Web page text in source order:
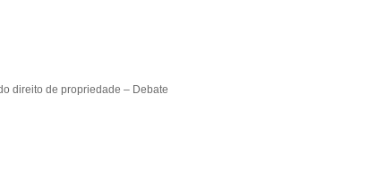
direito de propriedade – Debate